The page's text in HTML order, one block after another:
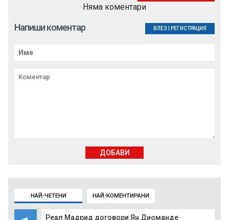
НАЙ-ЧЕТЕНИ НАЙ-КОМЕНТИРАНИ
Реал Мадрид договори Ян Диоманде
Няма коментари
Напиши коментар ВЛЕЗ РЕГИСТРАЦИЯ
ДОБАВИ